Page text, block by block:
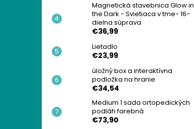
Magnetická stavebnica Glow in
the Dark - Svietiaca v tme- 16-
dielna súprava
€36,99
Lietadlo
€23,99
úložný box a interaktívna
podložka na hranie
€34,54
Medium 1 sada ortopedických
podláh farebná
€73,90